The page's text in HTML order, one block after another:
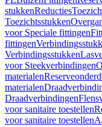
stukkenReducties
Toezichtsstukken
voor Speciale fittingen
fittingen
Verbindingsstukken
voor Steekverbindingen
materialen
materialen
Draadverbindingen
voor sanitaire toestellen
voor sanitaire toestellen